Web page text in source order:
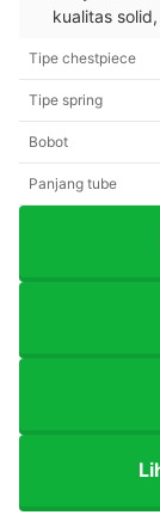
kualitas
Tipe chestpiece
Tipe spring
Bobot
Panjang tube